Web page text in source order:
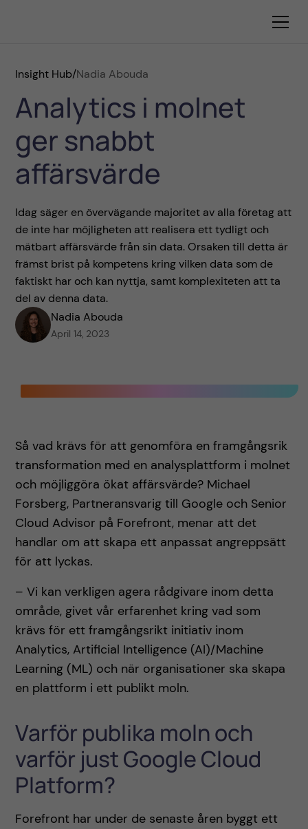
Insight Hub/Nadia Abouda
Analytics i molnet
ger snabbt
affärsvärde
Idag säger en övervägande majoritet av alla företag att
de inte har möjligheten att realisera ett tydligt och
mätbart affärsvärde från sin data. Orsaken till detta är
främst brist på kompetens kring vilken data som de
faktiskt har och kan nyttja, samt komplexiteten att ta
del av denna data.
Nadia Abouda
April 14, 2023
Så vad krävs för att genomföra en framgångsrik
transformation med en analysplattform i molnet
och möjliggöra ökat affärsvärde? Michael
Forsberg, Partneransvarig till Google och Senior
Cloud Advisor på Forefront, menar att det
handlar om att skapa ett anpassat angreppsätt
för att lyckas.
– Vi kan verkligen agera rådgivare inom detta
område, givet vår erfarenhet kring vad som
krävs för ett framgångsrikt initiativ inom
Analytics, Artificial Intelligence (AI)/Machine
Learning (ML) och när organisationer ska skapa
en plattform i ett publikt moln.
Varför publika moln och
varför just Google Cloud
Platform?
Forefront har under de senaste åren byggt ett